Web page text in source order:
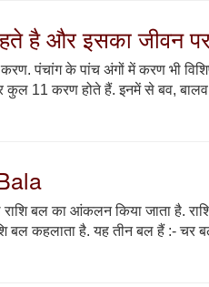
है और इसका जीवन
करण. पंचांग के पांच अंगों में करण भी
कुल 11 करण होते हैं. इनमें से बव,
बल का आंकलन किया जाता है.
बल कहलाता है. यह तीन बल हैं :-